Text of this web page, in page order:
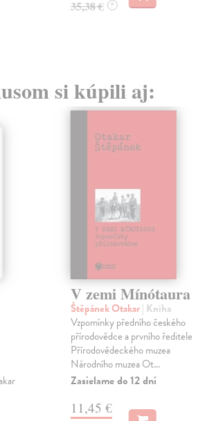
35,38 € ?
si kúpili aj:
V zemi Mínótaura
Štěpánek Otakar| Kniha
Vzpomínky předního českého
přírodovědce a prvního ředitele
Přírodovědeckého muzea
Národního muzea Ot...
Zasielame do 12 dní
11,45 €